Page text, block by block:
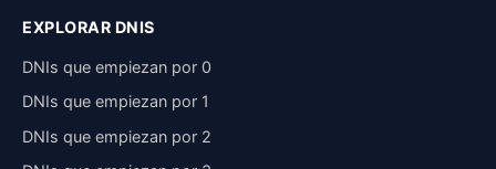
EXPLORAR DNIS
DNIs que empiezan por 0
DNIs que empiezan por 1
DNIs que empiezan por 2